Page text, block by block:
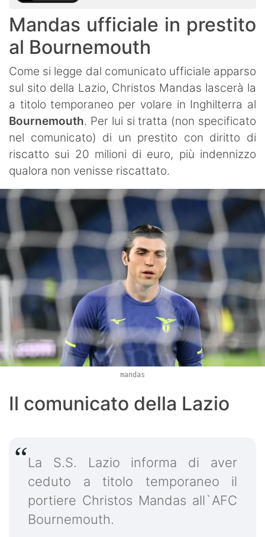
Mandas ufficiale in prestito
al Bournemouth
Come si legge dal comunicato ufficiale apparso
sul sito della Lazio, Christos Mandas lascerà la
a titolo temporaneo per volare in Inghilterra al
Bournemouth. Per lui si tratta (non specificato
nel comunicato) di un prestito con diritto di
riscatto sui 20 milioni di euro, più indennizzo
qualora non venisse riscattato.
mandas
Il comunicato della Lazio
La S.S. Lazio informa di aver
ceduto a titolo temporaneo il
portiere Christos Mandas all`AFC
Bournemouth.